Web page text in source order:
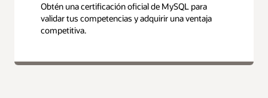
Obtén una certificación oficial de MySQL para
validar tus competencias y adquirir una ventaja
competitiva.